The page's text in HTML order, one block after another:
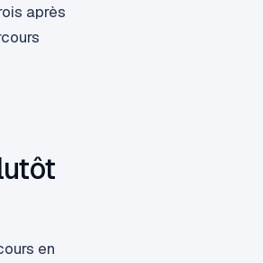
après
en